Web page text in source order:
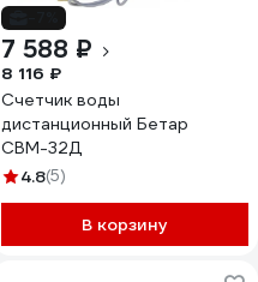
7 588 ₽
8 116 ₽
Счетчик воды
дистанционный Бетар
СВМ-32Д
4.8(5)
В корзину